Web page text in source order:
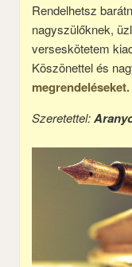
Rendelhetsz
nagyszülőknek,
verseskötetem
Köszönettel és
megrendeléseket.
Szeretettel: